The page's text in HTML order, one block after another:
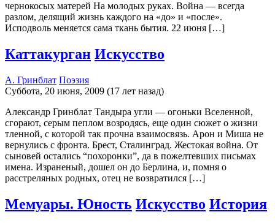
чернокосых матерей На молодых руках. Война — всегда
разлом, делящий жизнь каждого на «до» и «после».
Исподволь меняется сама ткань бытия. 22 июня […]
Каттакурган Искусство
А. Гринблат Поэзия
Суббота, 20 июня, 2009 (17 лет назад)
Александр Гринблат Тандыра угли — огоньки Вселенной,
сгорают, серым пеплом возродясь, еще один сюжет о жизни
тленной, с которой так прочна взаимосвязь. Арон и Миша не
вернулись с фронта. Брест, Сталинград. Жестокая война. От
сыновей остались “похоронки”, да в пожелтевших письмах
имена. Израненый, дошел он до Берлина, и, помня о
расстреляных родных, отец не возвратился […]
Мемуары. Юность Искусство История